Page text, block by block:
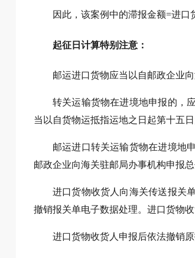
因此，该案例中的滞报金额=进
起征日计算特别注意：
邮运进口货物应当以自邮政企业
转关运输货物在进境地申报的，
当以自货物运抵指运地之日起第十五日
邮运进口转关运输货物在进境地
邮政企业向海关驻邮局办事机构申报
进口货物收货人向海关传送报关
撤销报关单电子数据处理。进口货物
进口货物收货人申报后依法撤销